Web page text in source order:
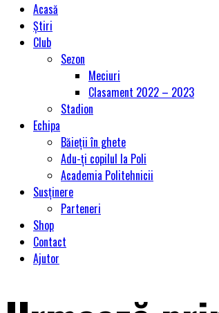
Acasă
Știri
Club
Sezon
Meciuri
Clasament 2022 – 2023
Stadion
Echipa
Băieții în ghete
Adu-ți copilul la Poli
Academia Politehnicii
Susținere
Parteneri
Shop
Contact
Ajutor